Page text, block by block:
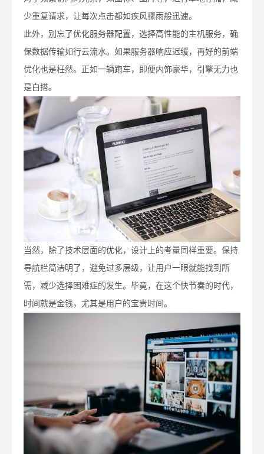
少重复请求，让每次点击都如疾风骤雨般迅速。
此外，别忘了优化服务器配置，选择高性能的主机服务，确
保数据传输如行云流水。如果服务器响应迟缓，再好的前端
优化也是枉然。正如一辆跑车，即便内饰豪华，引擎无力也
是白搭。
当然，除了技术层面的优化，设计上的考量同样重要。保持
导航栏简洁明了，避免过多层级，让用户一眼就能找到所
需，减少选择困难症的发生。毕竟，在这个快节奏的时代，
时间就是金钱，尤其是用户的宝贵时间。